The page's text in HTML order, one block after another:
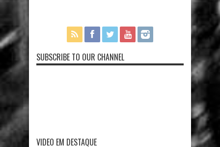
SUBSCRIBE TO OUR CHANNEL
VIDEO EM DESTAQUE